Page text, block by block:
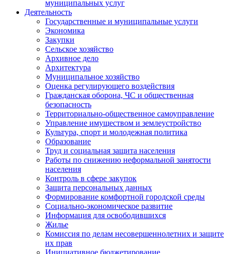
муниципальных услуг
Деятельность
Государственные и муниципальные услуги
Экономика
Закупки
Сельское хозяйство
Архивное дело
Архитектура
Муниципальное хозяйство
Оценка регулирующего воздействия
Гражданская оборона, ЧС и общественная
безопасность
Территориально-общественное самоуправление
Управление имуществом и землеустройство
Культура, спорт и молодежная политика
Образование
Труд и социальная защита населения
Работы по снижению неформальной занятости
населения
Контроль в сфере закупок
Защита персональных данных
Формирование комфортной городской среды
Социально-экономическое развитие
Информация для освободившихся
Жилье
Комиссия по делам несовершеннолетних и защите
их прав
Инициативное бюджетирование